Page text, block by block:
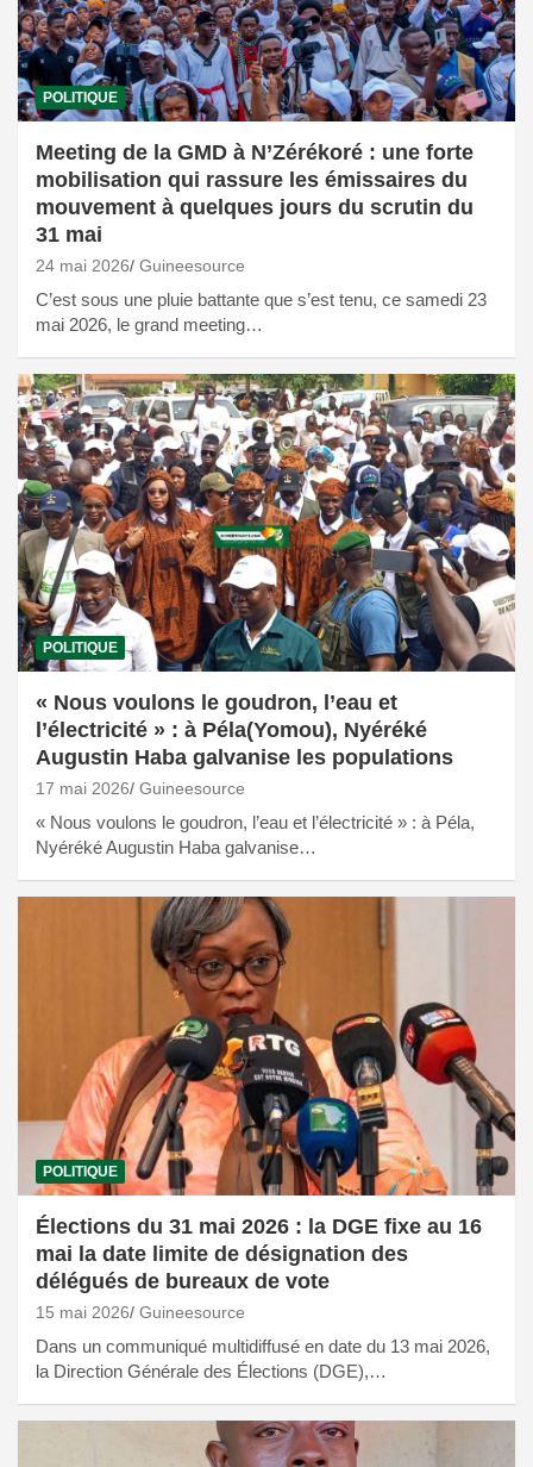
POLITIQUE
Meeting de la GMD à N’Zérékoré : une forte
mobilisation qui rassure les émissaires du
mouvement à quelques jours du scrutin du
31 mai
24 mai 2026 Guineesource
C’est sous une pluie battante que s’est tenu, ce samedi 23
mai 2026, le grand meeting…
POLITIQUE
« Nous voulons le goudron, l’eau et
l’électricité » : à Péla(Yomou), Nyéréké
Augustin Haba galvanise les populations
17 mai 2026 Guineesource
« Nous voulons le goudron, l’eau et l’électricité » : à Péla,
Nyéréké Augustin Haba galvanise…
POLITIQUE
Élections du 31 mai 2026 : la DGE fixe au 16
mai la date limite de désignation des
délégués de bureaux de vote
15 mai 2026 Guineesource
Dans un communiqué multidiffusé en date du 13 mai 2026,
la Direction Générale des Élections (DGE),…